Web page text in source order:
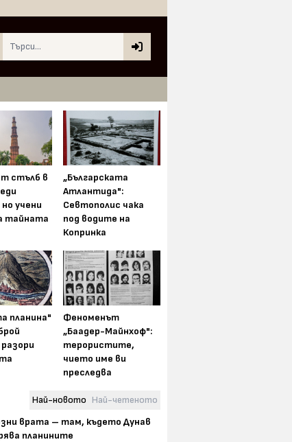
стълб в
учени
тайната
„Българската
Атлантида":
Севтополис чака
под водите на
Копринка
планина"
Феноменът
„Баадер-Майнхоф":
терористите,
чието име ви
преследва
Най-новото Най-четеното
врата – там, където Дунав
планините